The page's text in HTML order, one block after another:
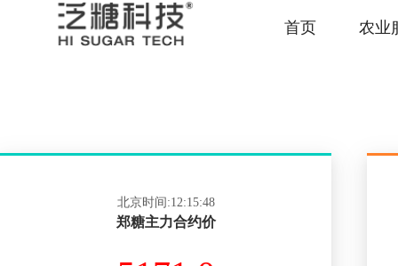
首页 农业
北京时间:12:15:48
郑糖主力合约价